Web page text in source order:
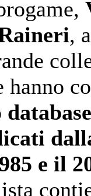
,
hanno
e il